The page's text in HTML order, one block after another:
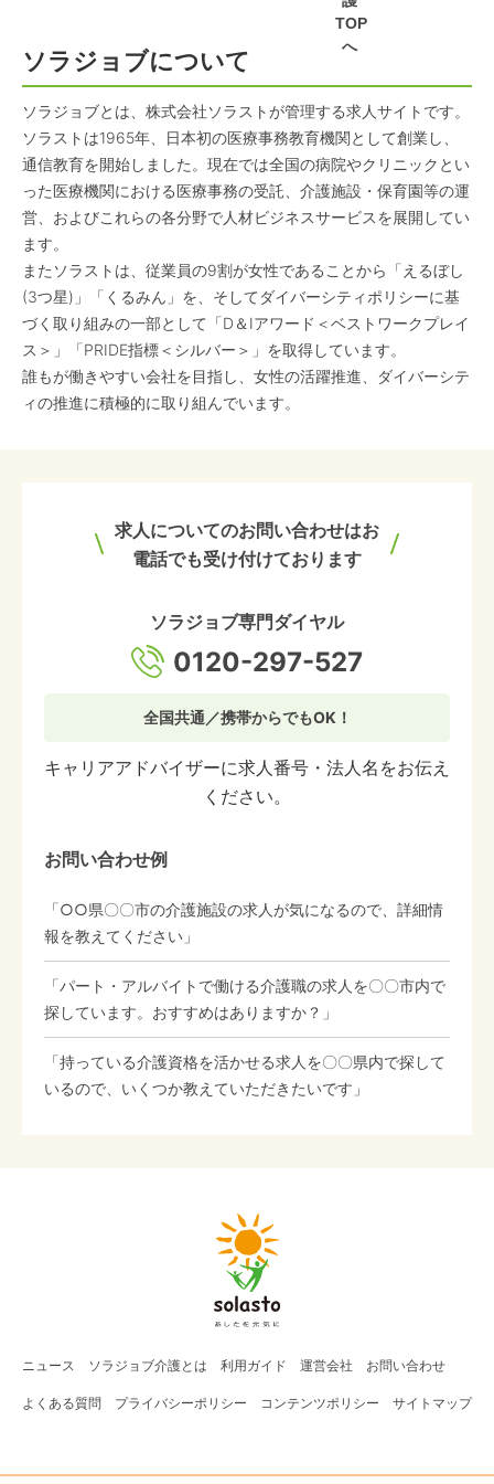
TOP
へ
ソラジョブについて
ソラジョブとは、株式会社ソラストが管理する求人サイトです。
ソラストは1965年、日本初の医療事務教育機関として創業し、
通信教育を開始しました。現在では全国の病院やクリニックとい
った医療機関における医療事務の受託、介護施設・保育園等の運
営、およびこれらの各分野で人材ビジネスサービスを展開してい
ます。
またソラストは、従業員の9割が女性であることから「えるぼし
(3つ星)」「くるみん」を、そしてダイバーシティポリシーに基
づく取り組みの一部として「D＆Iアワード＜ベストワークプレイ
ス＞」「PRIDE指標＜シルバー＞」を取得しています。
誰もが働きやすい会社を目指し、女性の活躍推進、ダイバーシテ
ィの推進に積極的に取り組んでいます。
求人についてのお問い合わせはお
電話でも受け付けております
ソラジョブ専門ダイヤル
0120-297-527
全国共通／携帯からでもOK！
キャリアアドバイザーに求人番号・法人名をお伝え
ください。
お問い合わせ例
「○○県〇〇市の介護施設の求人が気になるので、詳細情
報を教えてください」
「パート・アルバイトで働ける介護職の求人を〇〇市内で
探しています。おすすめはありますか？」
「持っている介護資格を活かせる求人を〇〇県内で探して
いるので、いくつか教えていただきたいです」
ニュース ソラジョブ介護とは 利用ガイド 運営会社 お問い合わせ
よくある質問 プライバシーポリシー コンテンツポリシー サイトマップ